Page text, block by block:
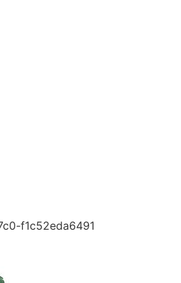
f1c52eda6491